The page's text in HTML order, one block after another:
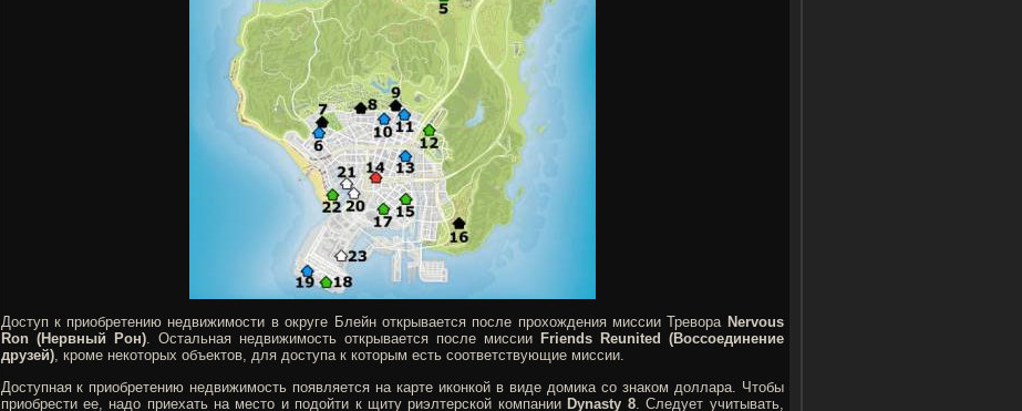
Доступ к приобретению недвижимости в округе Блейн открывается после прохождения миссии Тревора Nervous
Ron (Нервный Рон). Остальная недвижимость открывается после миссии Friends Reunited (Воссоединение
друзей), кроме некоторых объектов, для доступа к которым есть соответствующие миссии.
Доступная к приобретению недвижимость появляется на карте иконкой в виде домика со знаком доллара. Чтобы
приобрести ее, надо приехать на место и подойти к щиту риэлтерской компанииDynasty 8. Следует учитывать,